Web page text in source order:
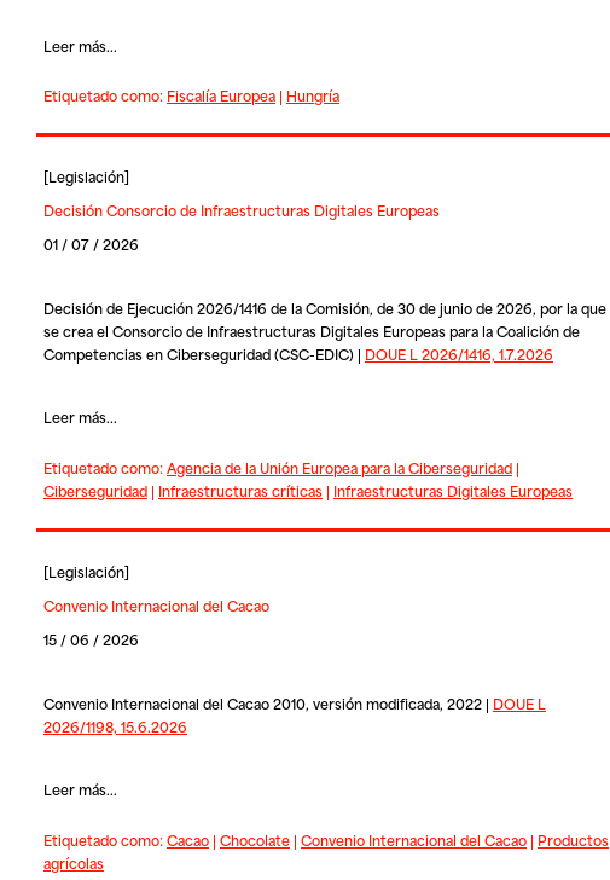
Leer más...
Etiquetado como: Fiscalía Europea| Hungría
[Legislación]
Decisión Consorcio de Infraestructuras Digitales Europeas
01 / 07 / 2026
Decisión de Ejecución 2026/1416 de la Comisión, de 30 de junio de 2026, por la que
se crea el Consorcio de Infraestructuras Digitales Europeas para la Coalición de
Competencias en Ciberseguridad (CSC-EDIC) | DOUE L 2026/1416, 1.7.2026
Leer más...
Etiquetado como:Agencia de la Unión Europea para la Ciberseguridad|
Ciberseguridad| Infraestructuras críticas| Infraestructuras Digitales Europeas
[Legislación]
Convenio Internacional del Cacao
15 / 06 / 2026
Convenio Internacional del Cacao 2010, versión modificada, 2022 | DOUE L
2026/1198, 15.6.2026
Leer más...
Etiquetado como:Cacao| Chocolate| Convenio Internacional del Cacao| Productos
agrícolas